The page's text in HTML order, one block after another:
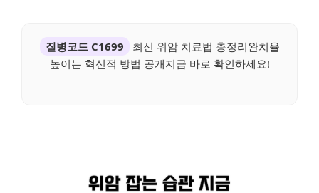
질병코드 C1699
최신 위암 치료법 총정리완치율
높이는 혁신적 방법 공개지금 바로 확인하세요!